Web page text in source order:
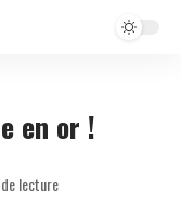
en or !
lecture